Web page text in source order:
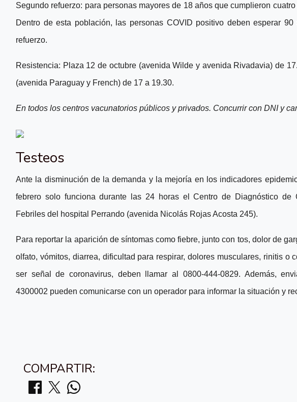
Segundo refuerzo: para personas mayores de 18 años que cumplieron
Dentro de esta población, las personas COVID positivo deben esperar
refuerzo.
Resistencia: Plaza 12 de octubre (avenida Wilde y avenida Rivadavia) de
(avenida Paraguay y French) de 17 a 19.30.
En todos los centros vacunatorios públicos y privados. Concurrir con DNI y
Testeos
Ante la disminución de la demanda y la mejoría en los indicadores
febrero solo funciona durante las 24 horas el Centro de Diagnóstico de
Febriles del hospital Perrando (avenida Nicolás Rojas Acosta 245).
Para reportar la aparición de síntomas como fiebre, junto con tos, dolor de
olfato, vómitos, diarrea, dificultad para respirar, dolores musculares, rinitis o
ser señal de coronavirus, deben llamar al 0800-444-0829. Además,
4300002 pueden comunicarse con un operador para informar la situación y
COMPARTIR: